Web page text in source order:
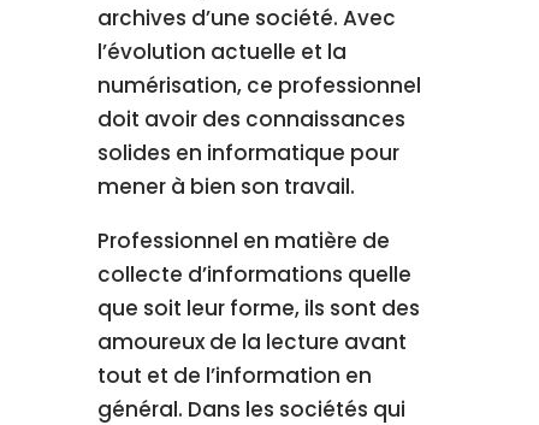
archives d’une société. Avec
l’évolution actuelle et la
numérisation, ce professionnel
doit avoir des connaissances
solides en informatique pour
mener à bien son travail.
Professionnel en matière de
collecte d’informations quelle
que soit leur forme, ils sont des
amoureux de la lecture avant
tout et de l’information en
général. Dans les sociétés qui